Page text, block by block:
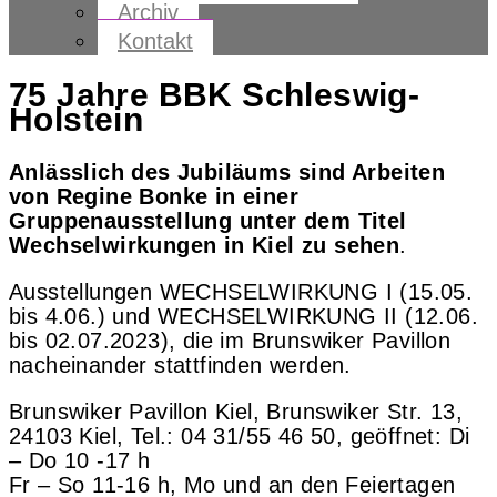
Archiv
Kontakt
75 Jahre BBK Schleswig-
Holstein
Anlässlich des Jubiläums sind Arbeiten
von Regine Bonke in einer
Gruppenausstellung unter dem Titel
Wechselwirkungen in Kiel zu sehen.
Ausstellungen WECHSELWIRKUNG I (15.05.
bis 4.06.) und WECHSELWIRKUNG II (12.06.
bis 02.07.2023), die im Brunswiker Pavillon
nacheinander stattfinden werden.
Brunswiker Pavillon Kiel, Brunswiker Str. 13,
24103 Kiel, Tel.: 04 31/55 46 50, geöffnet: Di
– Do 10 -17 h
Fr – So 11-16 h, Mo und an den Feiertagen